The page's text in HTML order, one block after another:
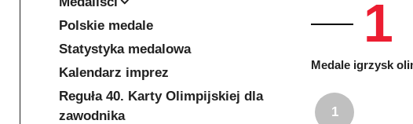
1
Medale igrzysk
1
Polskie medale
Statystyka medalowa
Kalendarz imprez
Reguła 40. Karty Olimpijskiej dla
zawodnika